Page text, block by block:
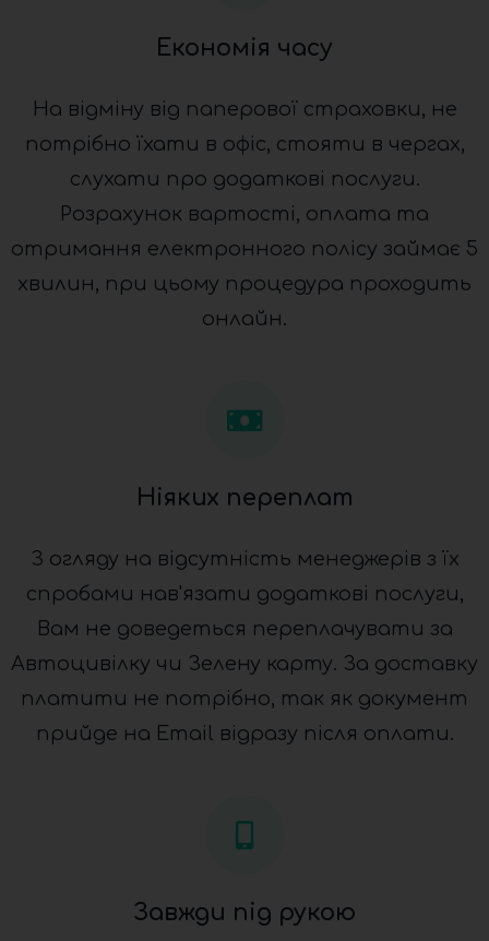
Економія часу
На відміну від паперової страховки, не
потрібно їхати в офіс, стояти в чергах,
слухати про додаткові послуги.
Розрахунок вартості, оплата та
отримання електронного полісу займає 5
хвилин, при цьому процедура проходить
онлайн.
Ніяких переплат
З огляду на відсутність менеджерів з їх
спробами нав'язати додаткові послуги,
Вам не доведеться переплачувати за
Автоцивілку чи Зелену карту. За доставку
платити не потрібно, так як документ
прийде на Email відразу після оплати.
Завжди під рукою